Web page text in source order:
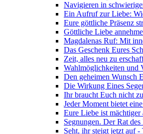
Navigieren in
Ein Aufruf zur Liebe:
Eure göttliche Präsenz
Göttliche Liebe
Magdalenas Ruf: Mit
Das Geschenk Eures
Zeit, alles neu zu
Wahlmöglichkeiten und
Den geheimen Wunsch
Die Wirkung Eines
Ihr braucht Euch nicht
Jeder Moment bietet
Eure Liebe ist
Segnungen. Der Rat
Seht, ihr steigt jetzt auf